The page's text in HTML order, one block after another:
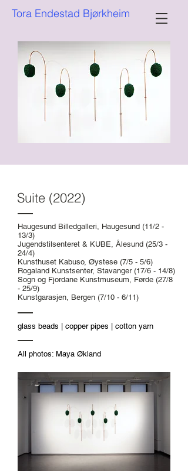
Tora Endestad Bjørkheim
Suite (2022)
Haugesund Billedgalleri, Haugesund (11/2 -
13/3)
Jugendstilsenteret & KUBE, Ålesund (25/3 -
24/4)
Kunsthuset Kabuso, Øystese (7/5 - 5/6)
Rogaland Kunstsenter, Stavanger (17/6 - 14/8)
Sogn og Fjordane Kunstmuseum, Førde (27/8
- 25/9)
Kunstgarasjen, Bergen (7/10 - 6/11)
glass beads | copper pipes | cotton yarn
All photos: Maya Økland